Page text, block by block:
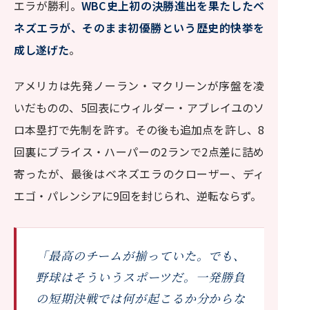
エラが勝利。WBC史上初の決勝進出を果たしたベ
ネズエラが、そのまま初優勝という歴史的快挙を
成し遂げた。
アメリカは先発ノーラン・マクリーンが序盤を凌
いだものの、5回表にウィルダー・アブレイユのソ
ロ本塁打で先制を許す。その後も追加点を許し、8
回裏にブライス・ハーパーの2ランで2点差に詰め
寄ったが、最後はベネズエラのクローザー、ディ
エゴ・パレンシアに9回を封じられ、逆転ならず。
「最高のチームが揃っていた。でも、
野球はそういうスポーツだ。一発勝負
の短期決戦では何が起こるか分からな